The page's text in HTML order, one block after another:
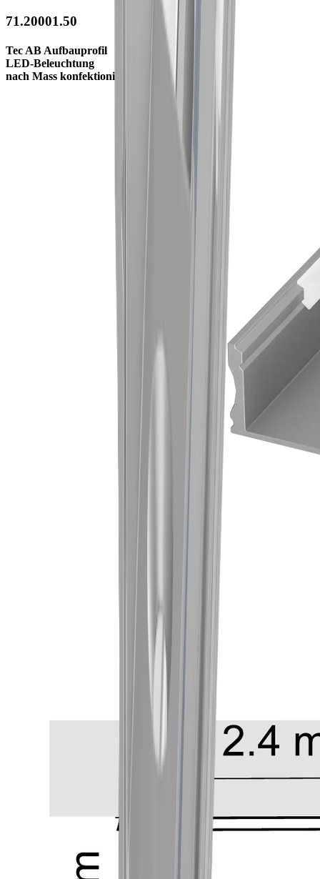
71.20001.50
Tec AB Aufbauprofil
LED-Beleuchtung
nach Mass konfektioniert